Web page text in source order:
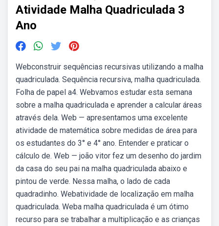
Atividade Malha Quadriculada 3
Ano
Webconstruir sequências recursivas utilizando a malha
quadriculada. Sequência recursiva, malha quadriculada.
Folha de papel a4. Webvamos estudar esta semana
sobre a malha quadriculada e aprender a calcular áreas
através dela. Web — apresentamos uma excelente
atividade de matemática sobre medidas de área para
os estudantes do 3° e 4° ano. Entender e praticar o
cálculo de. Web — joão vitor fez um desenho do jardim
da casa do seu pai na malha quadriculada abaixo e
pintou de verde. Nessa malha, o lado de cada
quadradinho. Webatividade de localização em malha
quadriculada. Weba malha quadriculada é um ótimo
recurso para se trabalhar a multiplicação e as crianças